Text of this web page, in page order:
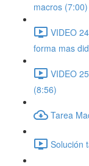
macros (7:00)
VIDEO
forma mas
VIDEO
(8:56)
Tarea
Solución